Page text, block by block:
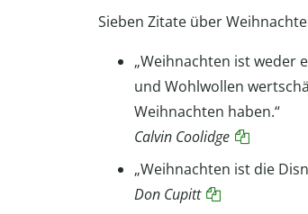
Sieben Zitate über
„Weihnachten ist weder
und Wohlwollen
Weihnachten haben.“
Calvin Coolidge
„Weihnachten ist die
Don Cupitt